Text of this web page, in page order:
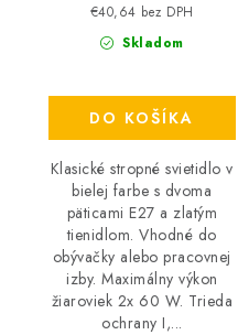
Skladom
€40,64 bez DPH
DO KOŠÍKA
Klasické stropné svietidlo v
bielej farbe s dvoma
päticami E27 a zlatým
tienidlom. Vhodné do
obývačky alebo pracovnej
izby. Maximálny výkon
žiaroviek 2x 60 W. Trieda
ochrany I,...